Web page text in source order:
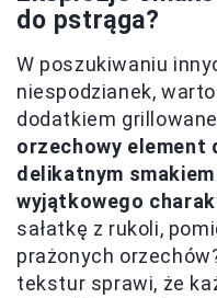
do pstrąga?
W poszukiwaniu
niespodzianek,
dodatkiem
orzechowy element
delikatnym
wyjątkowego
sałatkę z rukoli,
prażonych
tekstur sprawi, że